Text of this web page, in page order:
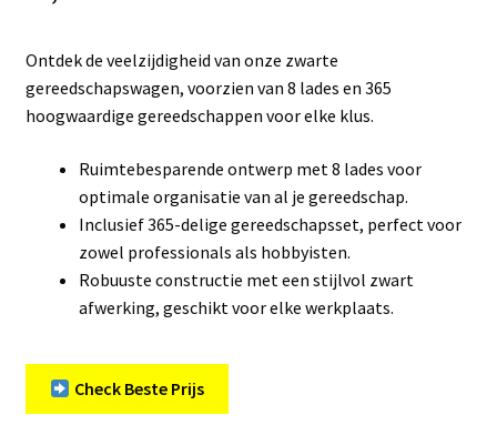
Ontdek de veelzijdigheid van onze zwarte
gereedschapswagen, voorzien van 8 lades en 365
hoogwaardige gereedschappen voor elke klus.
Ruimtebesparende ontwerp met 8 lades voor
optimale organisatie van al je gereedschap.
Inclusief 365-delige gereedschapsset, perfect voor
zowel professionals als hobbyisten.
Robuuste constructie met een stijlvol zwart
afwerking, geschikt voor elke werkplaats.
Check Beste Prijs